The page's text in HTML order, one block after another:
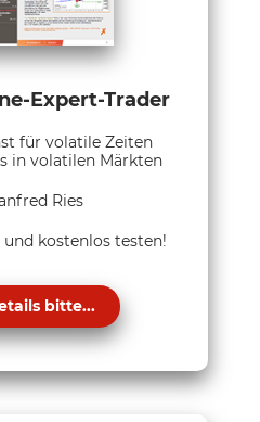
Expert-Trader
für volatile Zeiten
in volatilen Märkten
Ries
kostenlos testen!
bitte...